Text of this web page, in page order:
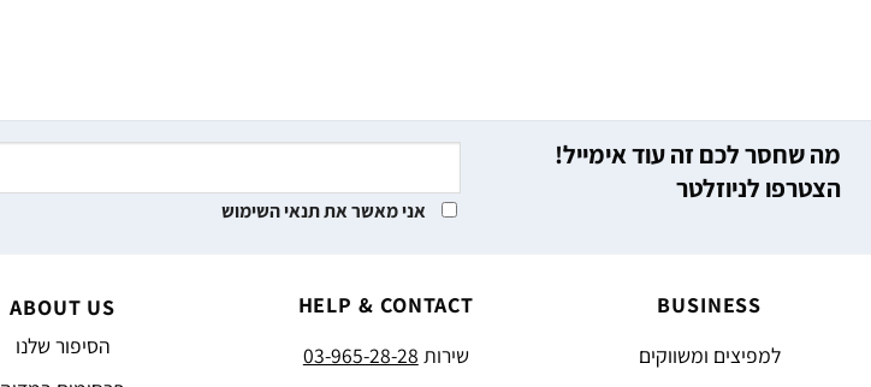
מה שחסר לכם זה עוד אימייל!
הצטרפו לניוזלטר
אני מאשר את תנאי השימוש
BUSINESS
למפיצים ומשווקים
HELP & CONTACT
שירות 03-965-28-28
ABOUT US
הסיפור שלנו